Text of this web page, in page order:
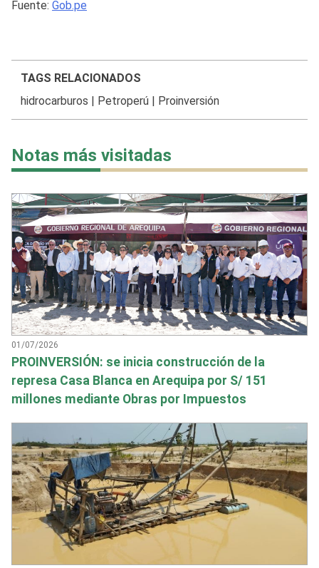
Fuente: Gob.pe
TAGS RELACIONADOS
hidrocarburos | Petroperú| Proinversión
Notas más visitadas
01/07/2026
PROINVERSIÓN: se inicia construcción de la
represa Casa Blanca en Arequipa por S/ 151
millones mediante Obras por Impuestos